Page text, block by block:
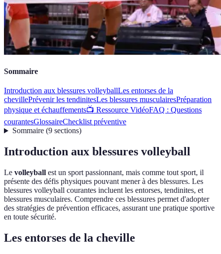
Sommaire
Introduction aux blessures volleyballLes entorses de la
chevillePrévenir les tendinitesLes blessures musculairesPréparation
physique et échauffements📺 Ressource VidéoFAQ : Questions
courantesGlossaireChecklist préventive
Sommaire(9 sections)
Introduction aux blessures volleyball
Le volleyball est un sport passionnant, mais comme tout sport, il
présente des défis physiques pouvant mener à des blessures. Les
blessures volleyball courantes incluent les entorses, tendinites, et
blessures musculaires. Comprendre ces blessures permet d'adopter
des stratégies de prévention efficaces, assurant une pratique sportive
en toute sécurité.
Les entorses de la cheville